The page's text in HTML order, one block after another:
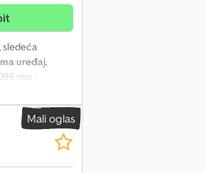
, sledeća
uređaj,
mm -
RCD
komforna
oprema: Drugi
retrovizor
Mali oglas